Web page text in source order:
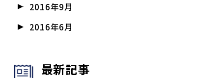
2016年9月
2016年6月
最新記事